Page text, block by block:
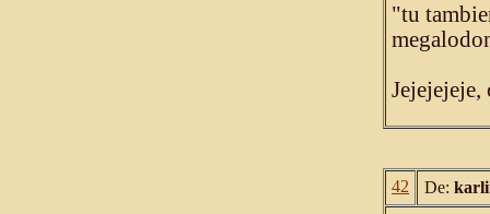
"tu
Jejejejeje,
42 De: